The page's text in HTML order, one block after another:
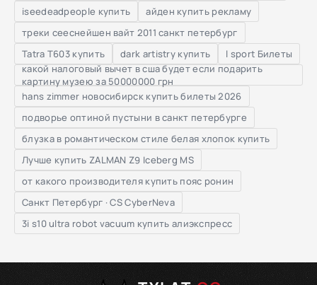
iseedeadpeople купить
айден купить рекламу
треки сееснейшен вайт 2011 санкт петербург
Tatra T603 купить
dark artistry купить
l sport Билеты
какой налоговый вычет в сша будет если подарить
картину музею за 50000000 грн
hans zimmer новосибирск купить билеты 2026
подворье оптиной пустыни в санкт петербурге
блузка в романтическом стиле белая хлопок купить
Лучше купить ZALMAN Z9 Iceberg MS
от какого производителя купить пояс ронин
Санкт Петербург · CS Cyber​​Neva
3i s10 ultra robot vacuum купить алиэкспресс